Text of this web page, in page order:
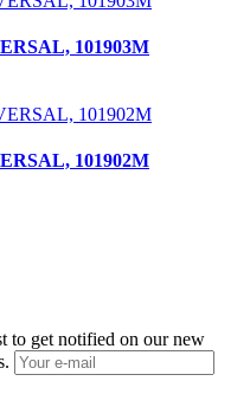
101903M
101902M
to get notified on our new